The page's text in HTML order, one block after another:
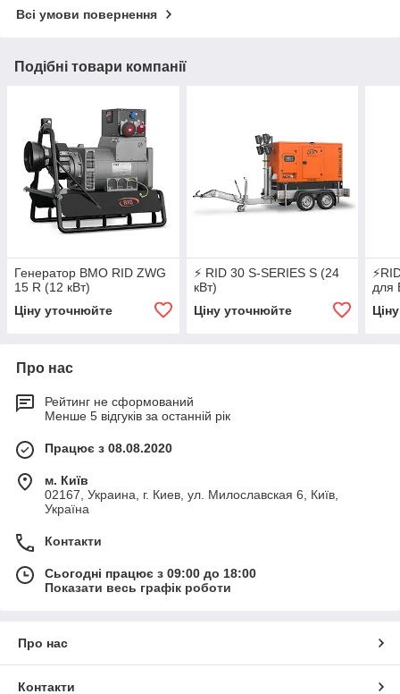
Всі умови повернення
Подібні товари компанії
Генератор ВМО RID ZWG
15 R (12 кВт)
Ціну уточнюйте
⚡ RID 30 S-SERIES S (24
кВт)
Ціну уточнюйте
для
Про нас
Рейтинг не сформований
Менше 5 відгуків за останній рік
Працює з 08.08.2020
м. Київ
02167, Украина, г. Киев, ул. Милославская 6, Київ,
Україна
Контакти
Сьогодні працює з 09:00 до 18:00
Показати весь графік роботи
Про нас
Контакти